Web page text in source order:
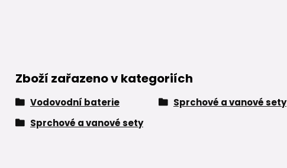
Zboží zařazeno v kategoriích
Vodovodní baterie Sprchové a vanové sety
Sprchové a vanové sety